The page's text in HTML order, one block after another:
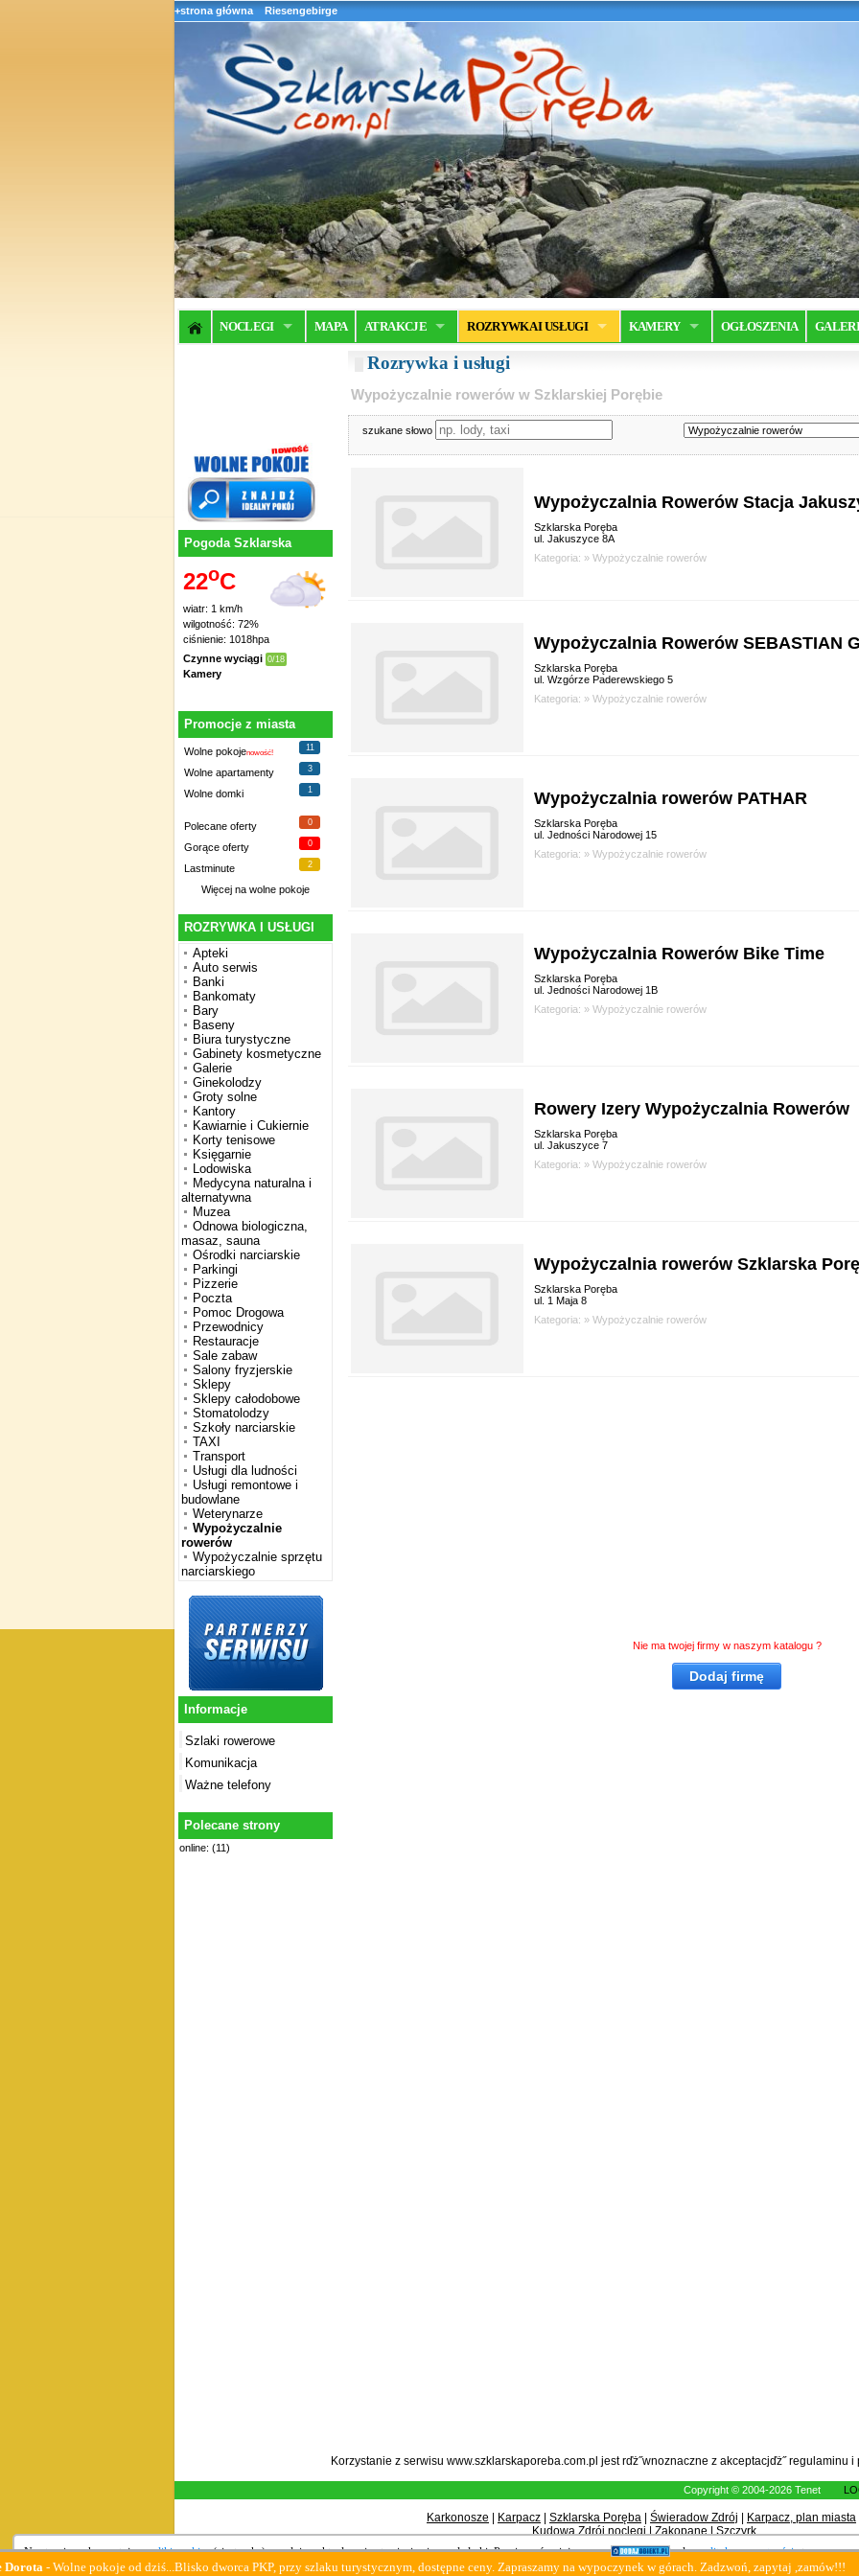
+strona główna Riesengebirge
NOCLEGI MAPA ATRAKCJE ROZRYWKA I USŁUGI KAMERY OGŁOSZENIA
Pogoda Szklarska
22oC
wiatr: 1 km/h
wilgotność: 72%
ciśnienie: 1018hpa
Czynne wyciągi 0/18
Kamery
Promocje z miasta
Wolne pokojenowość!
11
Wolne apartamenty 3
Wolne domki 1
Polecane oferty 0
Gorące oferty 0
Lastminute 2
Więcej na wolne pokoje
ROZRYWKA I USŁUGI
Apteki
Auto serwis
Banki
Bankomaty
Bary
Baseny
Biura turystyczne
Gabinety kosmetyczne
Galerie
Ginekolodzy
Groty solne
Kantory
Kawiarnie i Cukiernie
Korty tenisowe
Księgarnie
Lodowiska
Medycyna naturalna i
alternatywna
Muzea
Odnowa biologiczna,
masaz, sauna
Ośrodki narciarskie
Parkingi
Pizzerie
Poczta
Pomoc Drogowa
Przewodnicy
Restauracje
Sale zabaw
Salony fryzjerskie
Sklepy
Sklepy całodobowe
Stomatolodzy
Szkoły narciarskie
TAXI
Transport
Usługi dla ludności
Usługi remontowe i
budowlane
Weterynarze
Wypożyczalnie
rowerów
Wypożyczalnie sprzętu
narciarskiego
Informacje
Szlaki rowerowe
Komunikacja
Ważne telefony
Polecane strony
online: (11)
Rozrywka i usługi
Wypożyczalnie rowerów w Szklarskiej Porębie
szukane słowo
Wypożyczalnia Rowerów Stacja
Szklarska Poręba
ul. Jakuszyce 8A
Kategoria: » Wypożyczalnie rowerów
Wypożyczalnia Rowerów SEBASTIAN
Szklarska Poręba
ul. Wzgórze Paderewskiego 5
Kategoria: » Wypożyczalnie rowerów
Wypożyczalnia rowerów PATHAR
Szklarska Poręba
ul. Jedności Narodowej 15
Kategoria: » Wypożyczalnie rowerów
Wypożyczalnia Rowerów Bike Time
Szklarska Poręba
ul. Jedności Narodowej 1B
Kategoria: » Wypożyczalnie rowerów
Rowery Izery Wypożyczalnia Rowerów
Szklarska Poręba
ul. Jakuszyce 7
Kategoria: » Wypożyczalnie rowerów
Wypożyczalnia rowerów Szklarska
Szklarska Poręba
ul. 1 Maja 8
Kategoria: » Wypożyczalnie rowerów
Nie ma twojej firmy w naszym katalogu ?
Dodaj firmę
Korzystanie z serwisu www.szklarskaporeba.com.pl jest rďż˝wnoznaczne z akceptacjďż˝regulaminu i
Copyright © 2004-2026 Tenet
Karkonosze Karpacz Szklarska Poręba Świeradow Zdrój Karpacz, plan miasta
Kudowa Zdrój noclegi|Zakopane|Szczyrk
Serwisy turystyczne
Copyright © 2004 - 2026 Tenet
Na stronie wykorzystujemypliki cookies(ciasteczka), zgodnie z aktualnymi ustawieniami przeglądarki. Prosimy również o zapoznanie się z aktualnąpolityką prywatnościstrony.
Wolne pokoje od dziś...Blisko dworca PKP, przy szlaku turystycznym, dostępne ceny. Zapraszamy na wypoczynek w górach. Zadzwoń, zapytaj ,zamów!!!